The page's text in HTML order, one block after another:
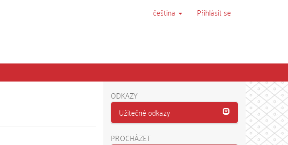
čeština Přihlásit se
ODKAZY
Užitečné odkazy
PROCHÁZET